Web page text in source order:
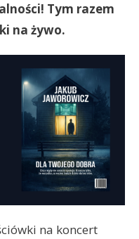
Tym razem
na żywo.
na koncert